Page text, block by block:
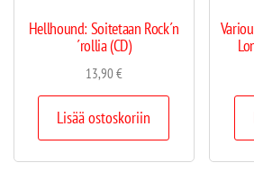
Hellhound: Soitetaan Rock´n
´rollia (CD)
13,90€
Lisää ostoskoriin